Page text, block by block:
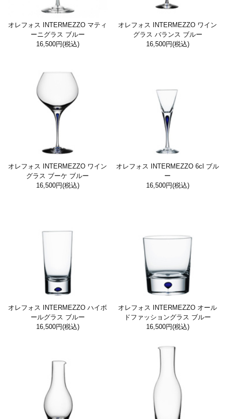
オレフォス INTERMEZZO マティ
ーニグラス ブルー
16,500円(税込)
オレフォス INTERMEZZO ワイン
グラス バランス ブルー
16,500円(税込)
オレフォス INTERMEZZO ワイン
グラス ブーケ ブルー
16,500円(税込)
オレフォス INTERMEZZO 6cl ブル
ー
16,500円(税込)
オレフォス INTERMEZZO ハイボ
ールグラス ブルー
16,500円(税込)
オレフォス INTERMEZZO オール
ドファッショングラス ブルー
16,500円(税込)